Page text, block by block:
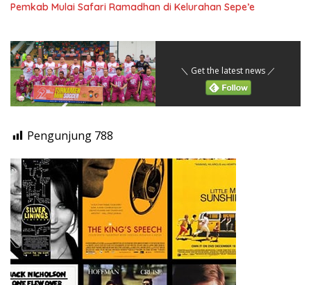
Pemkab Mulai Safari Ramadhan di Kelurahan Sepe’e
＼ Get the latest news ／
Pengunjung 788